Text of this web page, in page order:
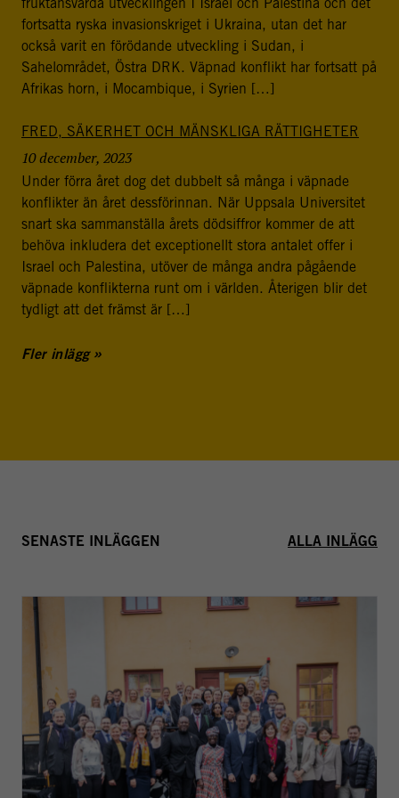
fruktansvärda utvecklingen I Israel och Palestina och det
fortsatta ryska invasionskriget i Ukraina, utan det har
också varit en förödande utveckling i Sudan, i
Sahelområdet, Östra DRK. Väpnad konflikt har fortsatt på
Afrikas horn, i Mocambique, i Syrien […]
FRED, SÄKERHET OCH MÄNSKLIGA RÄTTIGHETER
10 december, 2023
Under förra året dog det dubbelt så många i väpnade
konflikter än året dessförinnan. När Uppsala Universitet
snart ska sammanställa årets dödsiffror kommer de att
behöva inkludera det exceptionellt stora antalet offer i
Israel och Palestina, utöver de många andra pågående
väpnade konflikterna runt om i världen. Återigen blir det
tydligt att det främst är […]
Fler inlägg
SENASTE INLÄGGEN ALLA INLÄGG